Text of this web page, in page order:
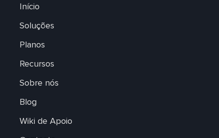
Início
Soluções
Planos
Recursos
Sobre nós
Blog
Wiki de Apoio